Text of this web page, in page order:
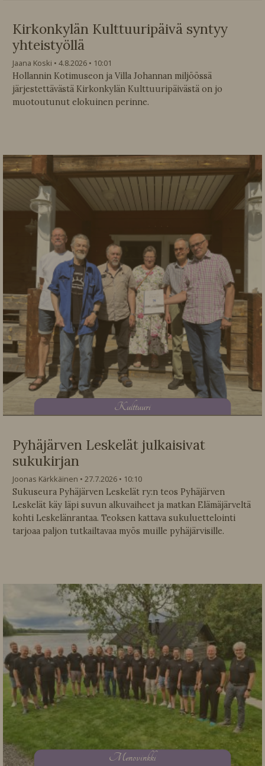
Kirkonkylän Kulttuuripäivä syntyy
yhteistyöllä
Jaana Koski 4.8.2026
10:01
Hollannin Kotimuseon ja Villa Johannan miljöössä
järjestettävästä Kirkonkylän Kulttuuripäivästä on jo
muotoutunut elokuinen perinne.
Kulttuuri
Pyhäjärven Leskelät julkaisivat
sukukirjan
Joonas Kärkkäinen 27.7.2026
10:10
Sukuseura Pyhäjärven Leskelät ry:n teos Pyhäjärven
Leskelät käy läpi suvun alkuvaiheet ja matkan Elämäjärveltä
kohti Leskelänrantaa. Teoksen kattava sukuluettelointi
tarjoaa paljon tutkailtavaa myös muille pyhäjärvisille.
Menovinkki